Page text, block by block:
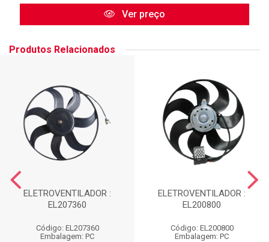
Ver preço
Produtos Relacionados
ELETROVENTILADOR :
EL207360
Código: EL207360
Embalagem: PC
ELETROVENTILADOR :
EL200800
Código: EL200800
Embalagem: PC